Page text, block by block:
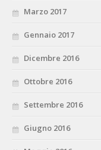
Marzo 2017
Gennaio 2017
Dicembre 2016
Ottobre 2016
Settembre 2016
Giugno 2016